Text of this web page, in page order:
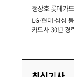
정상호 롯데카
장
LG·현대·삼성
카드사 30년 경